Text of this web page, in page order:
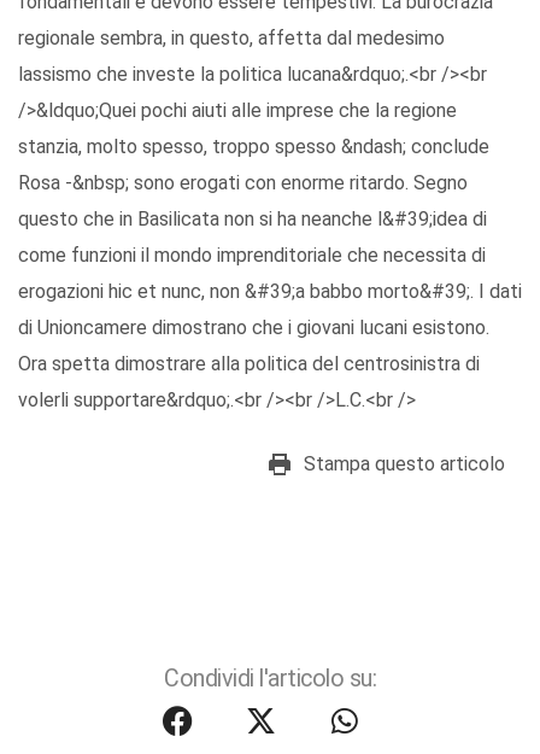
regionale sembra, in questo, affetta dal medesimo
lassismo che investe la politica lucana&rdquo;.<br /><br
/>&ldquo;Quei pochi aiuti alle imprese che la regione
stanzia, molto spesso, troppo spesso &ndash; conclude
Rosa -&nbsp; sono erogati con enorme ritardo. Segno
questo che in Basilicata non si ha neanche l&#39;idea di
come funzioni il mondo imprenditoriale che necessita di
erogazioni hic et nunc, non &#39;a babbo morto&#39;. I dati
di Unioncamere dimostrano che i giovani lucani esistono.
Ora spetta dimostrare alla politica del centrosinistra di
volerli supportare&rdquo;.<br /><br />L.C.<br />
Stampa questo articolo
Condividi l'articolo su: